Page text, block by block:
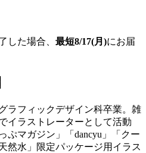
した場合、 最短8/17(月)にお届
ラフィックデザイン科卒業。雑
イラストレーターとして活動
ぷマガジン」「dancyu」「クー
然水」限定パッケージ用イラス